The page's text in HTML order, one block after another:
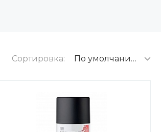
Сортировка: По умолчанию